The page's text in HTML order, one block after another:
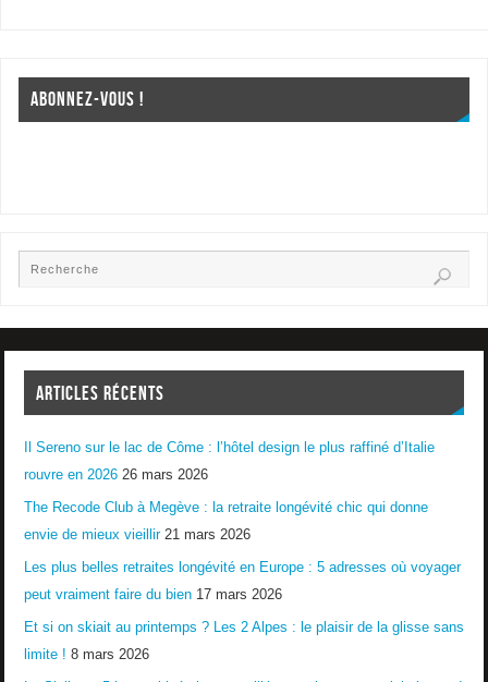
ABONNEZ-VOUS !
ARTICLES RÉCENTS
Il Sereno sur le lac de Côme : l’hôtel design le plus raffiné d’Italie
rouvre en 2026 26 mars 2026
The Recode Club à Megève : la retraite longévité chic qui donne
envie de mieux vieillir 21 mars 2026
Les plus belles retraites longévité en Europe : 5 adresses où voyager
peut vraiment faire du bien 17 mars 2026
Et si on skiait au printemps ? Les 2 Alpes : le plaisir de la glisse sans
limite ! 8 mars 2026